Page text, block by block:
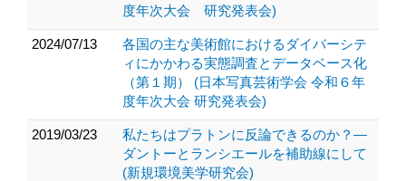
度年次大会 研究発表会)
2024/07/13
各国の主な美術館におけるダイバーシテ
ィにかかわる実態調査とデータベース化
（第１期） (日本写真芸術学会 令和６年
度年次大会 研究発表会)
2019/03/23
私たちはプラトンに反論できるのか？―
ダントーとランシエールを補助線にして
(新規環境美学研究会)